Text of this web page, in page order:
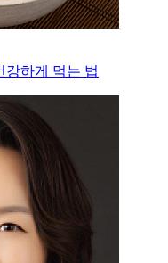
강하게 먹는 법